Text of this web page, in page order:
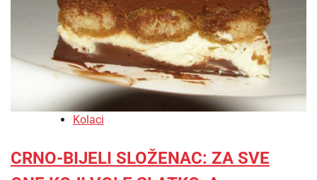
Kolaci
CRNO-BIJELI SLOŽENAC: ZA SVE